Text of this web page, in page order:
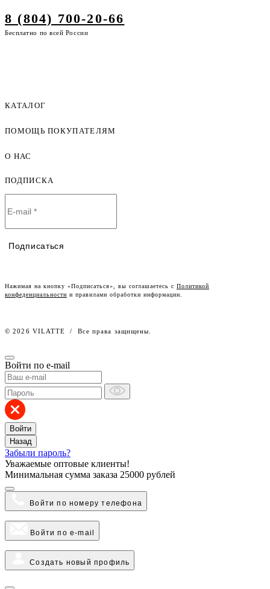
8 (804) 700-20-66
Бесплатно по всей России
КАТАЛОГ
Женская одежда оптом
Мужская одежда оптом
ПОМОЩЬ ПОКУПАТЕЛЯМ
Оплата и доставка
Договор-оферта
Условия сотрудничества
О НАС
Lookbook
Работа в компании
ПОДПИСКА
Подписаться
Нажимая на кнопку «Подписаться», вы соглашаетесь с Политикой
конфеденциальности и правилами обработки информации.
© 2026 VILATTE / Все права защищены.
Войти по e-mail
Войти
Назад
Забыли пароль?
Уважаемые оптовые клиенты!
Минимальная сумма заказа 25000 рублей
Войти по номеру телефона
Войти по e-mail
Создать новый профиль